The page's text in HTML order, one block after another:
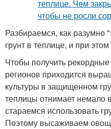
Разбираемся, как разумно
грунт в теплице, и при
Чтобы получить
регионов приходится
культуры в защищенном
теплицы отнимает
стараемся использовать
Поэтому высаживаем